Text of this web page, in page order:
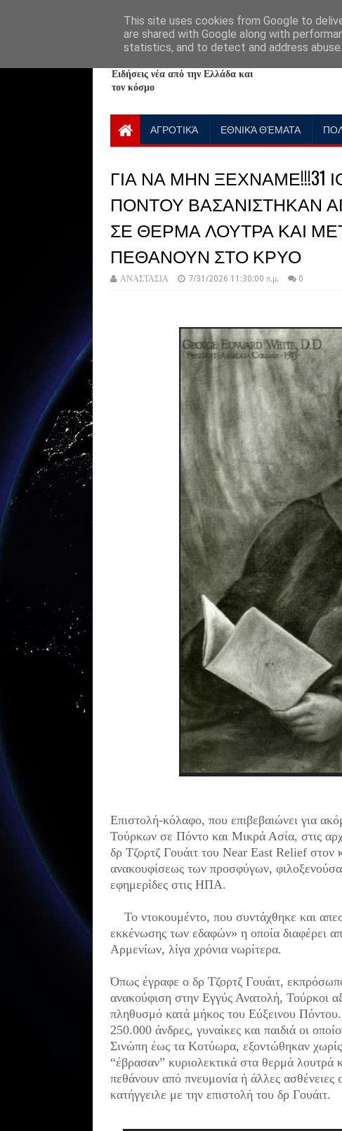
NewPlanet09
Ειδήσεις νέα από την Ελλάδα και
τον κόσμο
ΑΓΡΟΤΙΚΆ ΕΘΝΙΚΆ ΘΈΜΑΤΑ
ΓΙΑ ΝΑ ΜΗΝ ΞΕΧΝΑΜΕ!!!31
ΠΟΝΤΟΥ ΒΑΣΑΝΙΣΤΗΚΑΝ
ΣΕ ΘΕΡΜΑ ΛΟΥΤΡΑ ΚΑΙ
ΠΕΘΑΝΟΥΝ ΣΤΟ ΚΡΥΟ
ΑΝΑΣΤΑΣΙΑ 7/31/2026 11:30:00 π.μ. 0
Επιστολή-κόλαφο, που επιβεβαιώνει για
Τούρκων σε Πόντο και Μικρά Ασία, στις
δρ Τζορτζ Γουάιτ του Near East Relief στον
ανακουφίσεως των προσφύγων,
εφημερίδες στις ΗΠΑ.
Το ντοκουμέντο, που συντάχθηκε και
εκκένωσης των εδαφών» η οποία διαφέρει
Αρμενίων, λίγα χρόνια νωρίτερα.
Όπως έγραφε ο δρ Τζορτζ Γουάιτ,
ανακούφιση στην Εγγύς Ανατολή, Τούρκοι
πληθυσμό κατά μήκος του Εύξεινου
250.000 άνδρες, γυναίκες και παιδιά οι
Σινώπη έως τα Κοτύωρα, εξοντώθηκαν
“έβρασαν” κυριολεκτικά στα θερμά
πεθάνουν από πνευμονία ή άλλες ασθένειες
κατήγγειλε με την επιστολή του δρ Γουάιτ.
This site uses cookies from Google to
are shared with Google along with
statistics, and to detect and address abuse.